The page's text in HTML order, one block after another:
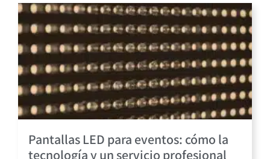
Pantallas LED para eventos: cómo la
tecnología y un servicio profesional